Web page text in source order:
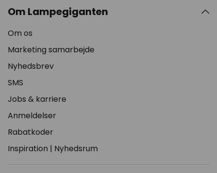
Om Lampegiganten
Om os
Marketing samarbejde
Nyhedsbrev
SMS
Jobs & karriere
Anmeldelser
Rabatkoder
Inspiration | Nyhedsrum